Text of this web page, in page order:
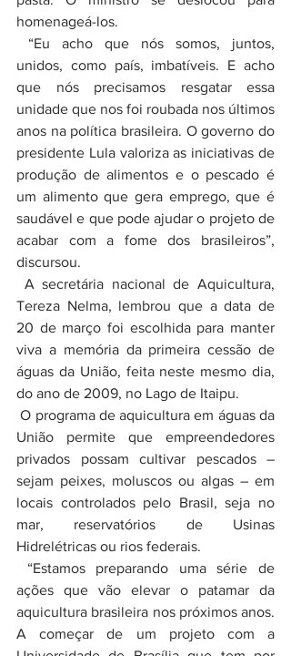
homenageá-los.
unidos, como país, imbatíveis. E acho
que nós precisamos resgatar essa
unidade que nos foi roubada nos últimos
anos na política brasileira. O governo do
presidente Lula valoriza as iniciativas de
produção de alimentos e o pescado é
um alimento que gera emprego, que é
saudável e que pode ajudar o projeto de
acabar com a fome dos brasileiros”,
discursou.
Tereza Nelma, lembrou que a data de
20 de março foi escolhida para manter
viva a memória da primeira cessão de
águas da União, feita neste mesmo dia,
do ano de 2009, no Lago de Itaipu.
O programa de aquicultura em águas da
União permite que empreendedores
privados possam cultivar pescados –
sejam peixes, moluscos ou algas – em
locais controlados pelo Brasil, seja no
mar, reservatórios de Usinas
Hidrelétricas ou rios federais.
ações que vão elevar o patamar da
aquicultura brasileira nos próximos anos.
A começar de um projeto com a